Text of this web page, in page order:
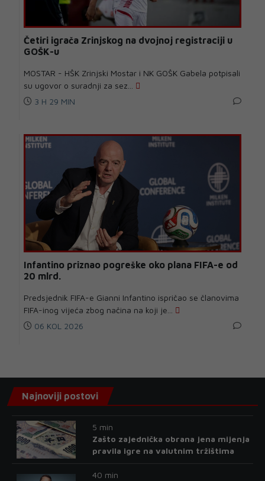
Četiri igrača Zrinjskog na dvojnoj registraciji u
GOŠK-u
MOSTAR - HŠK Zrinjski Mostar i NK GOŠK Gabela potpisali
su ugovor o suradnji za sez...
3 H 29 MIN
Infantino priznao pogreške oko plana FIFA-e od
20 mlrd.
Predsjednik FIFA-e Gianni Infantino ispričao se članovima
FIFA-inog vijeća zbog načina na koji je...
06 KOL 2026
Najnoviji postovi
5 min
Zašto zajednička obrana jena mijenja
pravila igre na valutnim tržištima
40 min